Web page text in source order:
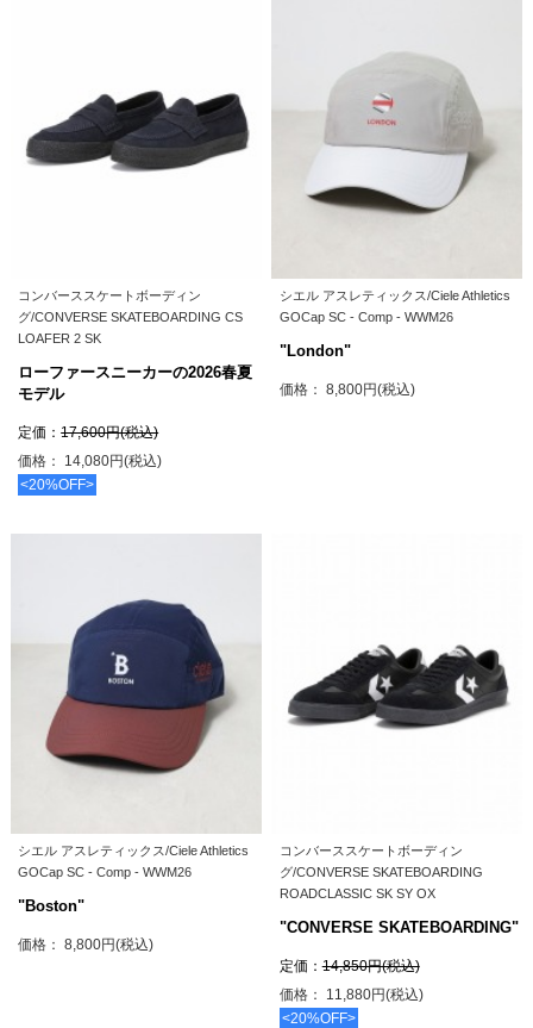
コンバーススケートボーディン
グ/CONVERSE SKATEBOARDING CS
LOAFER 2 SK
ローファースニーカーの2026春夏
モデル
定価：17,600円(税込)
価格： 14,080円(税込)
<20%OFF>
シエル アスレティックス/Ciele Athletics
GOCap SC - Comp - WWM26
"London"
価格： 8,800円(税込)
シエル アスレティックス/Ciele Athletics
GOCap SC - Comp - WWM26
"Boston"
価格： 8,800円(税込)
コンバーススケートボーディン
グ/CONVERSE SKATEBOARDING
ROADCLASSIC SK SY OX
"CONVERSE SKATEBOARDING"
定価：14,850円(税込)
価格： 11,880円(税込)
<20%OFF>